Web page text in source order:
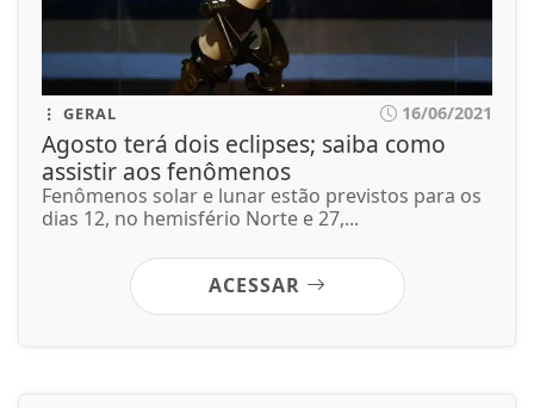
GERAL 16/06/2021
Agosto terá dois eclipses; saiba como
assistir aos fenômenos
Fenômenos solar e lunar estão previstos para os
dias 12, no hemisfério Norte e 27,...
ACESSAR